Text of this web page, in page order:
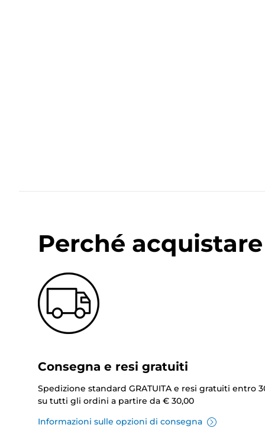
Perché
Consegna e resi gratuiti
Spedizione standard GRATUITA e resi gratuiti entro
su tutti gli ordini a partire da € 30,00
Informazioni sulle opzioni di consegna